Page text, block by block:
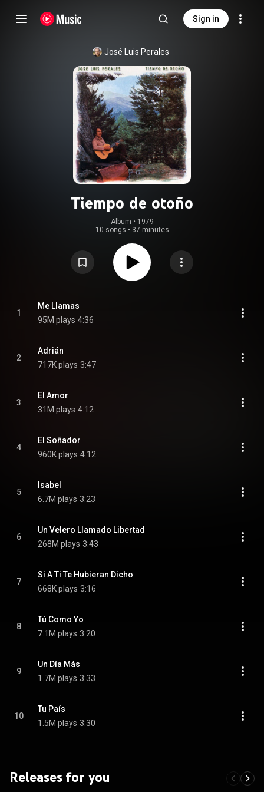
Sign in
José Luis Perales
Tiempo de otoño
Album • 1979
10 songs • 37 minutes
1
Me Llamas
95M plays 4:36
2
Adrián
717K plays 3:47
3
El Amor
31M plays 4:12
4
El Soñador
960K plays 4:12
5
Isabel
6.7M plays 3:23
6
Un Velero Llamado Libertad
268M plays 3:43
7
Si A Ti Te Hubieran Dicho
668K plays 3:16
8
Tú Como Yo
7.1M plays 3:20
9
Un Día Más
1.7M plays 3:33
10
Tu País
1.5M plays 3:30
Releases for you